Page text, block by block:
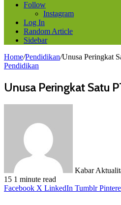
Follow
Instagram
Log In
Random Article
Sidebar
Home/Pendidikan/Unusa Peringkat
Pendidikan
Unusa Peringkat Satu
Kabar
15 1 minute read
Facebook X LinkedIn Tumblr